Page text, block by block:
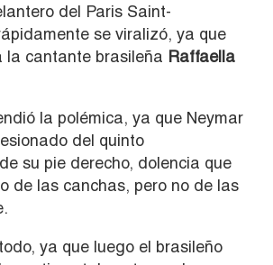
del Paris Saint-
se viralizó, ya que
la cantante brasileña Raffaella
la polémica, ya que Neymar
del quinto
su pie derecho, dolencia que
de las canchas, pero no de las
ya que luego el brasileño